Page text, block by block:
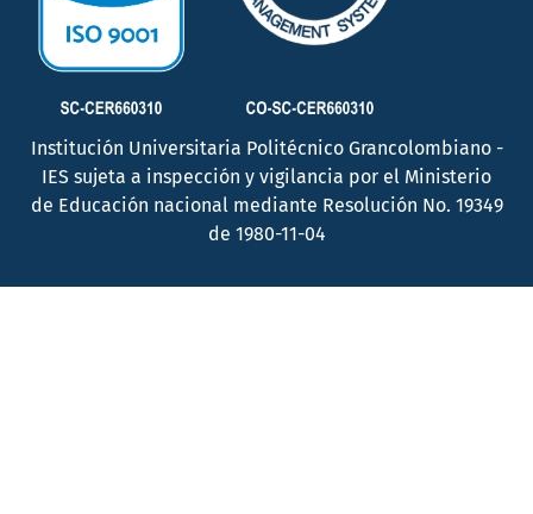
Institución Universitaria Politécnico Grancolombiano -
IES sujeta a inspección y vigilancia por el Ministerio
de Educación nacional mediante Resolución No. 19349
de 1980-11-04